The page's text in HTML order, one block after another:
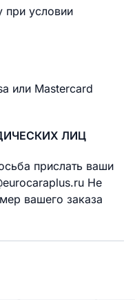
при условии
или Mastercard
ЛИЦ
прислать ваши
Не
вашего заказа